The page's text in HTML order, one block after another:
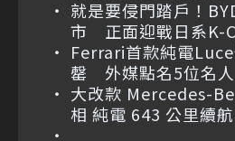
就是要侵門踏戶！
市 正面迎戰日系K-
Ferrari首款純電
罄 外媒點名5位名人
大改款 Mercedes-
相 純電 643 公里續航